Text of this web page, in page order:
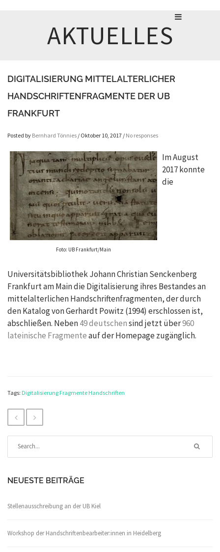
AKTUELLES
DIGITALISIERUNG MITTELALTERLICHER
HANDSCHRIFTENFRAGMENTE DER UB
FRANKFURT
Posted by Bernhard Tönnies / Oktober 10, 2017 / No responses
Foto: UB Frankfurt/Main
Im August
2017 konnte
die
Universitätsbibliothek Johann Christian Senckenberg
Frankfurt am Main die Digitalisierung ihres Bestandes an
mittelalterlichen Handschriftenfragmenten, der durch
den Katalog von Gerhardt Powitz (1994) erschlossen ist,
abschließen. Neben49 deutschensind jetzt über960
lateinische Fragmenteauf der Homepage zugänglich.
Tags: Digitalisierung Fragmente Handschriften
NEUESTE BEITRÄGE
Stellenausschreibung an der UB Kiel
Workshop der Handschriftenbearbeiter:innen in Heidelberg